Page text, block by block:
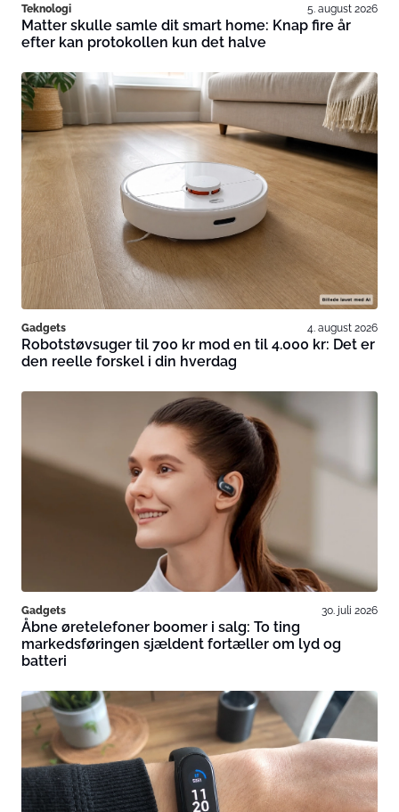
Teknologi 5. august 2026
Matter skulle samle dit smart home: Knap fire år
efter kan protokollen kun det halve
Gadgets 4. august 2026
Robotstøvsuger til 700 kr mod en til 4.000 kr: Det er
den reelle forskel i din hverdag
Gadgets 30. juli 2026
Åbne øretelefoner boomer i salg: To ting
markedsføringen sjældent fortæller om lyd og
batteri